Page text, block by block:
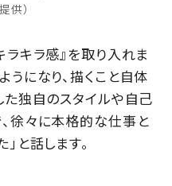
供）
ラキラ感』を取り入れま
うになり、描くこと自体
た独自のスタイルや自己
徐々に本格的な仕事と
と話します。